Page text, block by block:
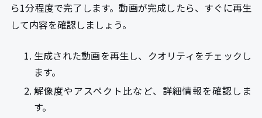
ら1分程度で完了します。動画が完成したら、すぐに再生
して内容を確認しましょう。
生成された動画を再生し、クオリティをチェックし
ます。
解像度やアスペクト比など、詳細情報を確認しま
す。